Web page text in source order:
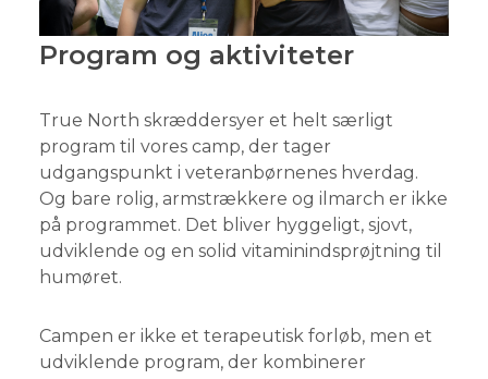
Program og aktiviteter
True North skræddersyer et helt særligt
program til vores camp, der tager
udgangspunkt i veteranbørnenes hverdag.
Og bare rolig, armstrækkere og ilmarch er ikke
på programmet. Det bliver hyggeligt, sjovt,
udviklende og en solid vitaminindsprøjtning til
humøret.
Campen er ikke et terapeutisk forløb, men et
udviklende program, der kombinerer